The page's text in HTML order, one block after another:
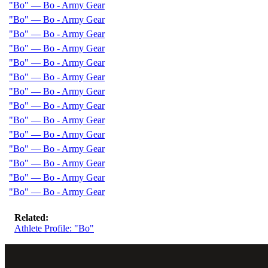
"Bo" — Bo - Army Gear
"Bo" — Bo - Army Gear
"Bo" — Bo - Army Gear
"Bo" — Bo - Army Gear
"Bo" — Bo - Army Gear
"Bo" — Bo - Army Gear
"Bo" — Bo - Army Gear
"Bo" — Bo - Army Gear
"Bo" — Bo - Army Gear
"Bo" — Bo - Army Gear
"Bo" — Bo - Army Gear
"Bo" — Bo - Army Gear
"Bo" — Bo - Army Gear
"Bo" — Bo - Army Gear
Related:
Athlete Profile: "Bo"